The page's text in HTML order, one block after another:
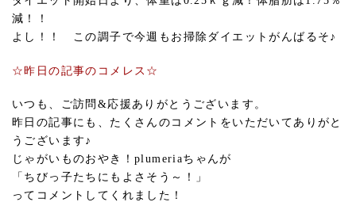
減！！
よし！！ この調子で今週もお掃除ダイエットがんばるそ♪
☆昨日の記事のコメレス☆
いつも、ご訪問&応援ありがとうございます。
昨日の記事にも、たくさんのコメントをいただいてありがと
うございます♪
じゃがいものおやき！plumeriaちゃんが
「ちびっ子たちにもよさそう～！」
ってコメントしてくれました！